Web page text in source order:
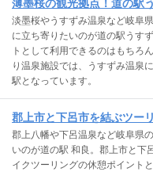
薄墨桜の観光拠点！道の駅
淡墨桜やうすずみ温泉など岐阜
に立ち寄りたいのが道の駅うす
トとして利用できるのはもちろ
り温泉施設では、うすずみ温泉
駅となっています。
郡上市と下呂市を結ぶツー
郡上八幡や下呂温泉など岐阜県
いのが道の駅 和良。郡上市と下
イクツーリングの休憩ポイント